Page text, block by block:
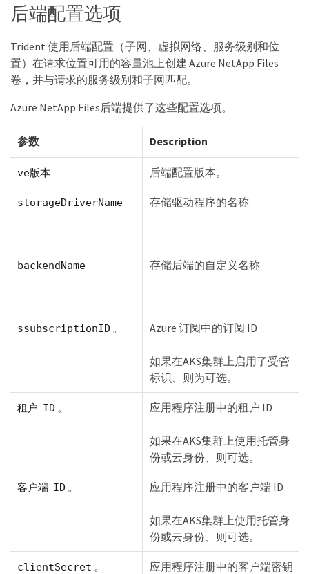
后端配置选项
Trident 使用后端配置（子网、虚拟网络、服务级别和位
置）在请求位置可用的容量池上创建 Azure NetApp Files
卷，并与请求的服务级别和子网匹配。
Azure NetApp Files后端提供了这些配置选项。
参数 Description
ve版本 后端配置版本。
storageDriverName 存储驱动程序的名称
backendName 存储后端的自定义名称
ssubscriptionID 。 Azure 订阅中的订阅 ID
如果在AKS集群上启用了受管
标识、则为可选。
租户 ID 。 应用程序注册中的租户 ID
如果在AKS集群上使用托管身
份或云身份、则可选。
客户端 ID 。 应用程序注册中的客户端 ID
如果在AKS集群上使用托管身
份或云身份、则可选。
clientSecret 。 应用程序注册中的客户端密钥